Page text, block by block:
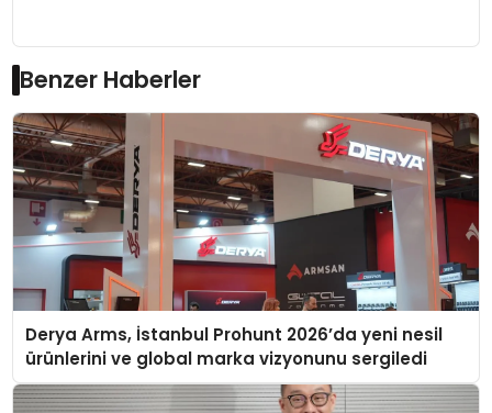
Benzer Haberler
Derya Arms, İstanbul Prohunt 2026’da yeni nesil
ürünlerini ve global marka vizyonunu sergiledi